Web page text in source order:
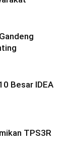
Besar IDEA
TPS3R